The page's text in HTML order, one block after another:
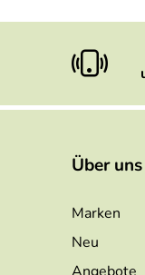
Über uns
Marken
Neu